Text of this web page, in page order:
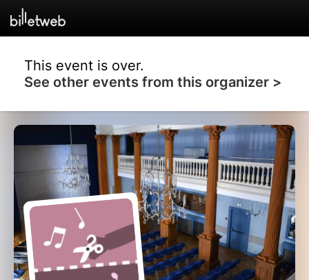
This event is over.
See other events from this organizer >